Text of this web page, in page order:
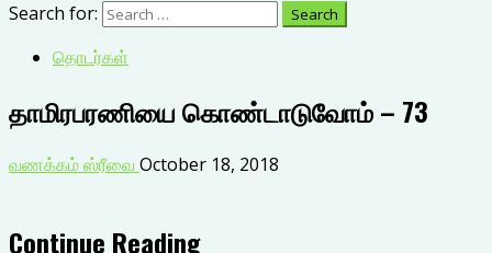
Search for:
தொடர்கள்
தாமிரபரணியை கொண்டாடுவோம் – 73
வணக்கம் ஸ்ரீவை October 18, 2018
Continue Reading